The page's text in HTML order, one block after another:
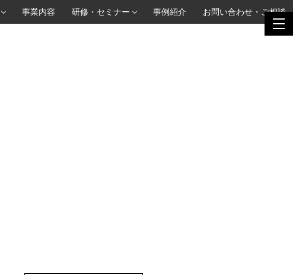
事業内容 研修・セミナー 事例紹介 お問い合わせ・ご相談